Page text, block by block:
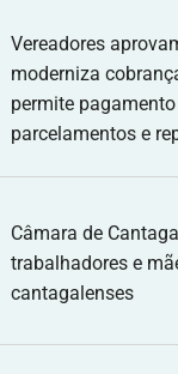
Vereadores
moderniza
permite
parcelamentos e
Câmara de
trabalhadores e
cantagalenses